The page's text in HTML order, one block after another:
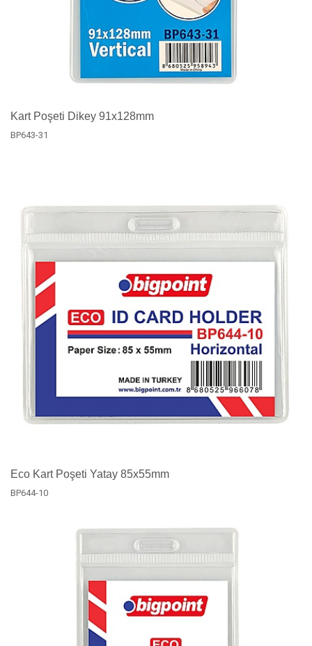
Kart Poşeti Dikey 91x128mm
BP643-31
Eco Kart Poşeti Yatay 85x55mm
BP644-10